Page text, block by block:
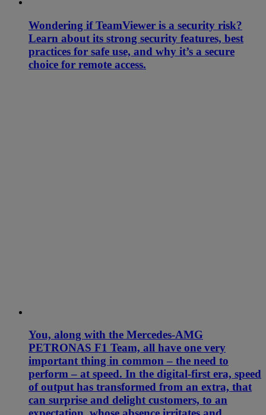
Wondering if TeamViewer is a security risk?
Learn about its strong security features, best
practices for safe use, and why it’s a secure
choice for remote access.
You, along with the Mercedes-AMG
PETRONAS F1 Team, all have one very
important thing in common – the need to
perform – at speed. In the digital-first era, speed
of output has transformed from an extra, that
can surprise and delight customers, to an